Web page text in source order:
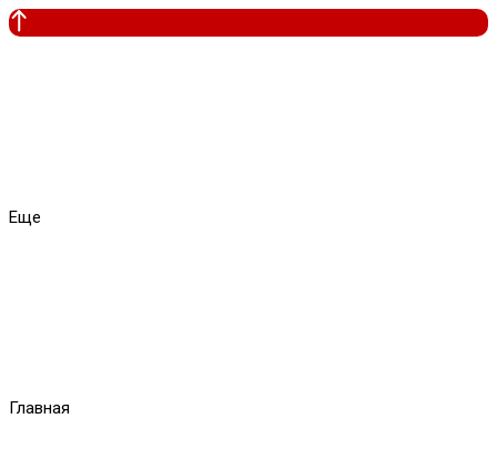
Еще
Главная